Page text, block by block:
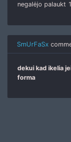
negalėjo palaukt
SmUrFaSx
dekui kad ikelia
forma